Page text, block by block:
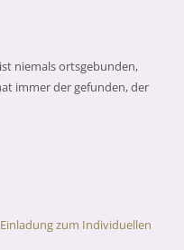
niemals ortsgebunden,
immer der gefunden, der
zum Individuellen